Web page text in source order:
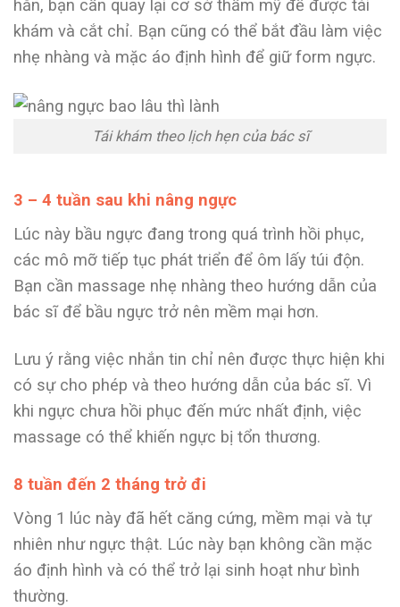
hẳn, bạn cần quay lại cơ sở thẩm mỹ để được tái
khám và cắt chỉ. Bạn cũng có thể bắt đầu làm việc
nhẹ nhàng và mặc áo định hình để giữ form ngực.
Tái khám theo lịch hẹn của bác sĩ
3 – 4 tuần sau khi nâng ngực
Lúc này bầu ngực đang trong quá trình hồi phục,
các mô mỡ tiếp tục phát triển để ôm lấy túi độn.
Bạn cần massage nhẹ nhàng theo hướng dẫn của
bác sĩ để bầu ngực trở nên mềm mại hơn.
Lưu ý rằng việc nhắn tin chỉ nên được thực hiện khi
có sự cho phép và theo hướng dẫn của bác sĩ. Vì
khi ngực chưa hồi phục đến mức nhất định, việc
massage có thể khiến ngực bị tổn thương.
8 tuần đến 2 tháng trở đi
Vòng 1 lúc này đã hết căng cứng, mềm mại và tự
nhiên như ngực thật. Lúc này bạn không cần mặc
áo định hình và có thể trở lại sinh hoạt như bình
thường.